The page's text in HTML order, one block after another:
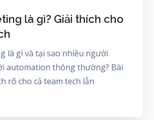
là gì? Giải thích cho
là gì và tại sao nhiều người
automation thông thường? Bài
rõ cho cả team tech lẫn